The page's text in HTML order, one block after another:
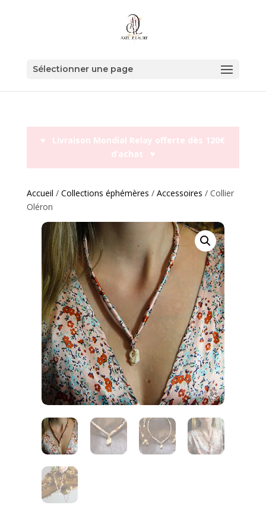
Sélectionner une page
♥︎ Livraison Mondial Relay offerte dès 120€
d’achat ♥︎
Accueil / Collections éphémères / Accessoires / Collier
Oléron